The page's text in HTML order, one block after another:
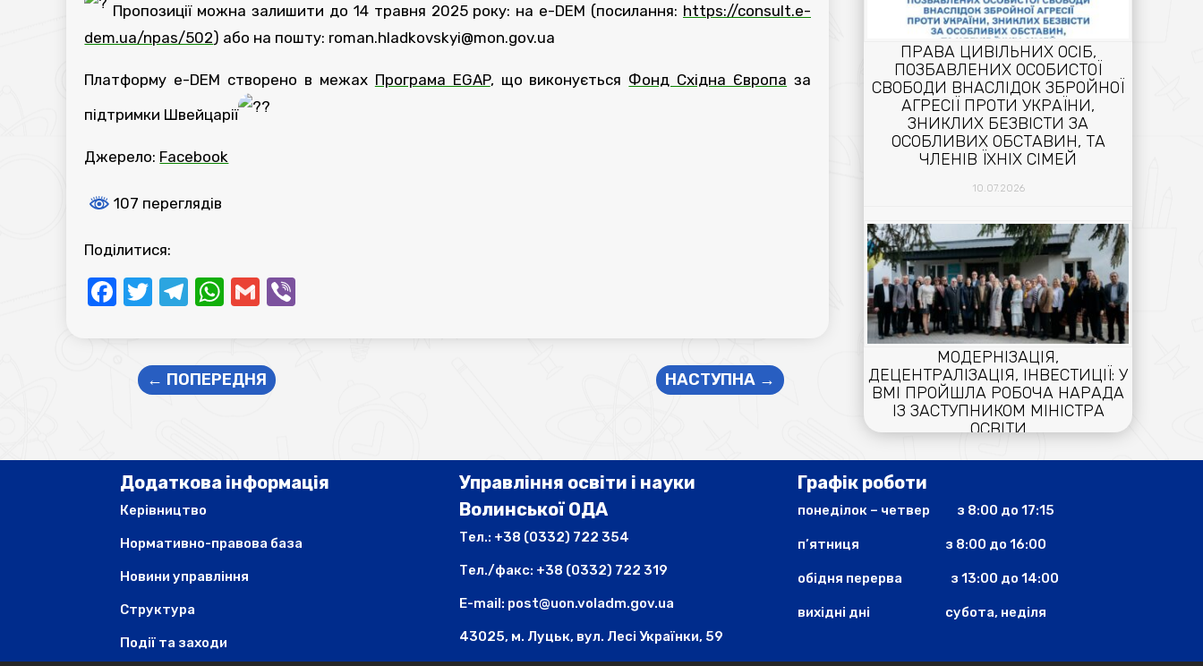
Пропозиції можна залишити до 14 травня 2025 року: на e-DEM (посилання: https://consult.e-
dem.ua/npas/502) або на пошту: roman.hladkovskyi@mon.gov.ua
Платформу e-DEM створено в межах Програма EGAP, що виконується Фонд Східна Європа за
підтримки Швейцарії
Джерело: Facebook
107 переглядів
Поділитися:
Facebook
Twitter
Telegram
WhatsApp
Gmail
← ПОПЕРЕДНЯ НАСТУПНА →
ПРАВА ЦИВІЛЬНИХ ОСІБ,
ПОЗБАВЛЕНИХ ОСОБИСТОЇ
СВОБОДИ ВНАСЛІДОК ЗБРОЙНОЇ
АГРЕСІЇ ПРОТИ УКРАЇНИ,
ЗНИКЛИХ БЕЗВІСТИ ЗА
ОСОБЛИВИХ ОБСТАВИН, ТА
ЧЛЕНІВ ЇХНІХ СІМЕЙ
10.07.2026
МОДЕРНІЗАЦІЯ,
ДЕЦЕНТРАЛІЗАЦІЯ, ІНВЕСТИЦІЇ: У
ВМІ ПРОЙШЛА РОБОЧА НАРАДА
ІЗ ЗАСТУПНИКОМ МІНІСТРА
ОСВІТИ
16.04.2026
Додаткова інформація
Керівництво
Нормативно-правова база
Новини управління
Структура
Події та заходи
Управління освіти і науки
Волинської ОДА
Тел.: +38 (0332) 722 354
Тел./факс: +38 (0332) 722 319
E-mail: post@uon.voladm.gov.ua
43025, м. Луцьк, вул. Лесі Українки, 59
Графік роботи
понеділок – четвер з 8:00 до 17:15
п’ятниця з 8:00 до 16:00
обідня перерва з 13:00 до 14:00
вихідні дні субота, неділя